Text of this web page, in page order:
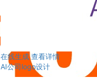
在线生成 查看详情
AI公司logo设计